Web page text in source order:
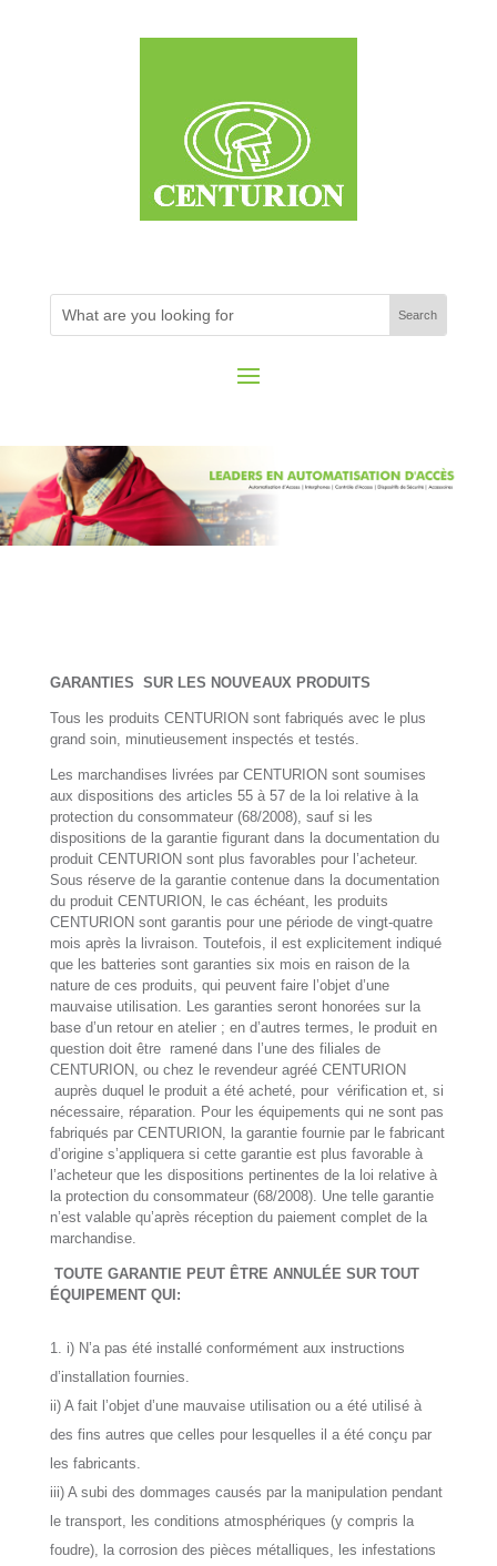
GARANTIES SUR LES NOUVEAUX PRODUITS
Tous les produits CENTURION sont fabriqués avec le plus
grand soin, minutieusement inspectés et testés.
Les marchandises livrées par CENTURION sont soumises
aux dispositions des articles 55 à 57 de la loi relative à la
protection du consommateur (68/2008), sauf si les
dispositions de la garantie figurant dans la documentation du
produit CENTURION sont plus favorables pour l’acheteur.
Sous réserve de la garantie contenue dans la documentation
du produit CENTURION, le cas échéant, les produits
CENTURION sont garantis pour une période de vingt-quatre
mois après la livraison. Toutefois, il est explicitement indiqué
que les batteries sont garanties six mois en raison de la
nature de ces produits, qui peuvent faire l’objet d’une
mauvaise utilisation. Les garanties seront honorées sur la
base d’un retour en atelier ; en d’autres termes, le produit en
question doit être ramené dans l’une des filiales de
CENTURION, ou chez le revendeur agréé CENTURION
auprès duquel le produit a été acheté, pour vérification et, si
nécessaire, réparation. Pour les équipements qui ne sont pas
fabriqués par CENTURION, la garantie fournie par le fabricant
d’origine s’appliquera si cette garantie est plus favorable à
l’acheteur que les dispositions pertinentes de la loi relative à
la protection du consommateur (68/2008). Une telle garantie
n’est valable qu’après réception du paiement complet de la
marchandise.
TOUTE GARANTIE PEUT ÊTRE ANNULÉE SUR TOUT
ÉQUIPEMENT QUI:
i) N’a pas été installé conformément aux instructions
d’installation fournies.
ii) A fait l’objet d’une mauvaise utilisation ou a été utilisé à
des fins autres que celles pour lesquelles il a été conçu par
les fabricants.
iii) A subi des dommages causés par la manipulation pendant
le transport, les conditions atmosphériques (y compris la
foudre), la corrosion des pièces métalliques, les infestations